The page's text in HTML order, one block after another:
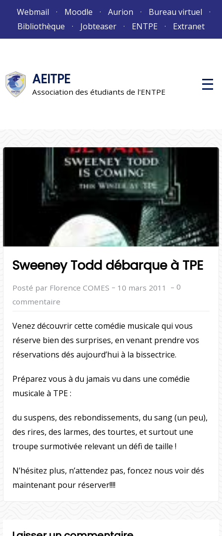
Webmail Moodle Aurion
Bureau virtuel
Bibliothèque
Jobteaser ENTPE Extranet
AEITPE
Association des étudiants de l'ENTPE
M
e
c
Sweeney Todd débarque à TPE
Posté par Florence COMES – 10 mars 2011 – 0
commentaire
Venez découvrir cette comédie musicale qui vous
réserve bien des surprises, en venant prendre vos
réservations dés aujourd’hui à la bissectrice.
Préparez vous à du jamais vu dans une comédie
musicale à TPE :
du suspens, des rebondissements, du sang (un peu),
des rires, des larmes, des tourtes, et surtout une
troupe surmotivée relevant un défi de taille !
N’hésitez plus, n’attendez pas, foncez nous voir dés
maintenant pour réserver!!!!